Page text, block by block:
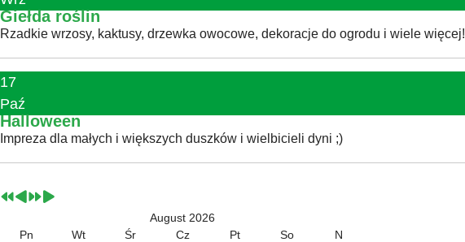
Giełda roślin
Rzadkie wrzosy, kaktusy, drzewka owocowe, dekoracje do ogrodu i wiele więcej!
17
Paź
Halloween
Impreza dla małych i większych duszków i wielbicieli dyni ;)
August 2026
Pn
Wt Śr Cz Pt So
N